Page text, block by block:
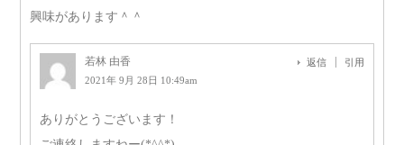
興味があります＾＾
若林 由香
2021年 9月 28日 10:49am
返信 引用
ありがとうございます！